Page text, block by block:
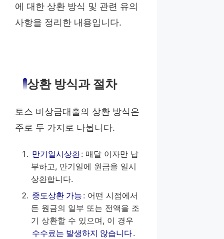
에 대한 상환 방식 및 관련 유의
사항을 정리한 내용입니다.
상환 방식과 절차
토스 비상금대출의 상환 방식은
주로 두 가지로 나뉩니다.
만기일시상환: 매달 이자만 납
부하고, 만기일에 원금을 일시
상환합니다.
중도상환 가능 : 어떤 시점에서
든 원금의 일부 또는 전액을 조
기 상환할 수 있으며, 이 경우
수수료는 발생하지 않습니다.